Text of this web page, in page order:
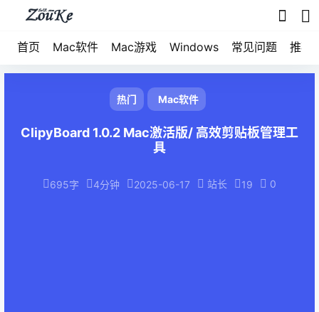
首页 Mac软件 Mac游戏 Windows 常见问题 推荐
热门 Mac软件
ClipyBoard 1.0.2 Mac激活版/ 高效剪贴板管理工
具
695字 4分钟 2025-06-17 站长 19 0